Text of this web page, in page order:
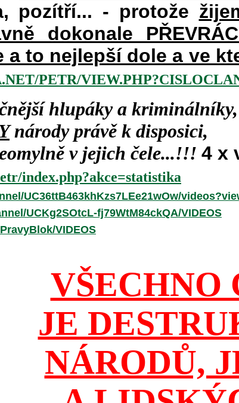
pozítří... - protože
dokonale
a to nejlepší dole a ve
PETR/
hlupáky a kriminálníky,
národy právě k disposici,
v jejich čele...!!! 4 x
index.php?akce=statistika
UC36ttB463khKzs7LEe21wOw/
UCKg2SOtcL-fj79WtM84ckQA/VIDEOS
VIDEOS
VŠECHNO
JE
NÁRODŮ,